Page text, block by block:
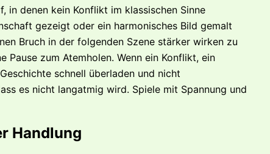
in denen kein Konflikt im klassischen Sinne
gezeigt oder ein harmonisches Bild gemalt
Bruch in der folgenden Szene stärker wirken zu
Pause zum Atemholen. Wenn ein Konflikt, ein
schnell überladen und nicht
es nicht langatmig wird. Spiele mit Spannung und
Handlung